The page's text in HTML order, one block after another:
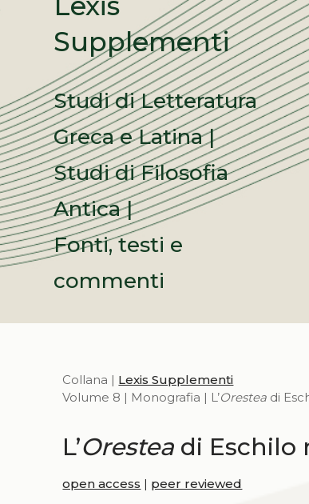
Supplementi
Studi di Letteratura
Greca e Latina |
Studi di Filosofia
Antica |
Fonti, testi e
commenti
Collana | Lexis Supplementi
Volume 8 | Monografia | L’Orestea di
L’Orestea di Eschilo
open access | peer reviewed